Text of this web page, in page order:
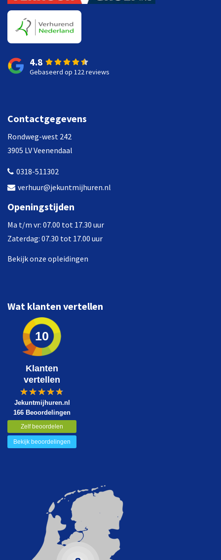
4.8
Gebaseerd op 122 reviews
Contactgegevens
Rondweg-west 242
3905 LV Veenendaal
0318-511302
verhuur@jekuntmijhuren.nl
Openingstijden
Ma t/m vr: 07.00 tot 17.30 uur
Zaterdag: 07.30 tot 17.00 uur
Bekijk onze opleidingen
Wat klanten vertellen
10
Klanten
vertellen
Jekuntmijhuren.nl
166 Beoordelingen
Zelf beoordelen
Bekijk beoordelingen